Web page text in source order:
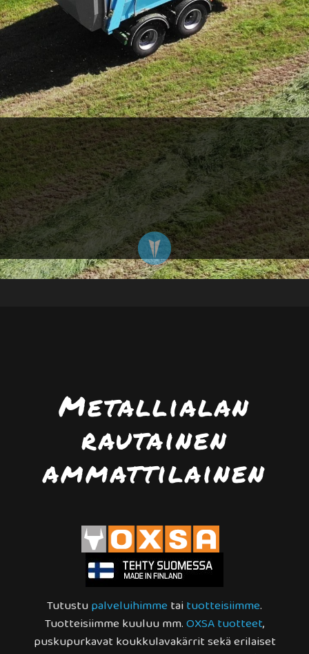
Metallialan
rautainen
ammattilainen
Tutustupalveluihimmetaituotteisiimme.
Tuotteisiimme kuuluu mm.OXSA tuotteet,
puskupurkavat koukkulavakärrit sekä erilaiset